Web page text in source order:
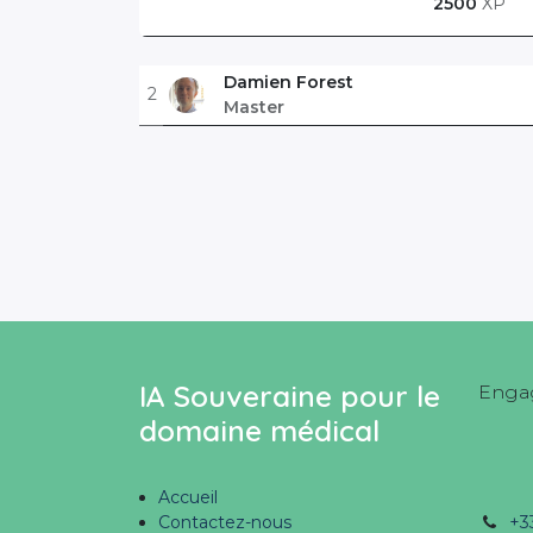
2
Damien Forest
Master
IA Souveraine pour le
domaine médical
Accueil
Contactez-nous